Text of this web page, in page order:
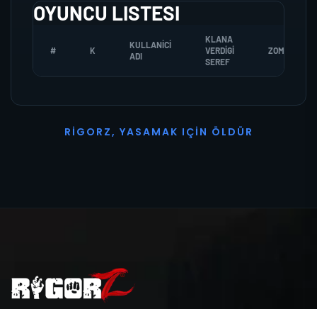
OYUNCU LISTESI
# K
KULLANICI
ADI
KLANA
VERDIGI
SEREF
ZOMBI
R I G O R Z, YASAMAK I ÇI N Ö L D Ü R